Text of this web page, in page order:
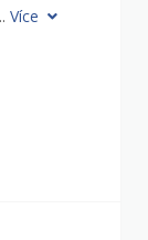
Více